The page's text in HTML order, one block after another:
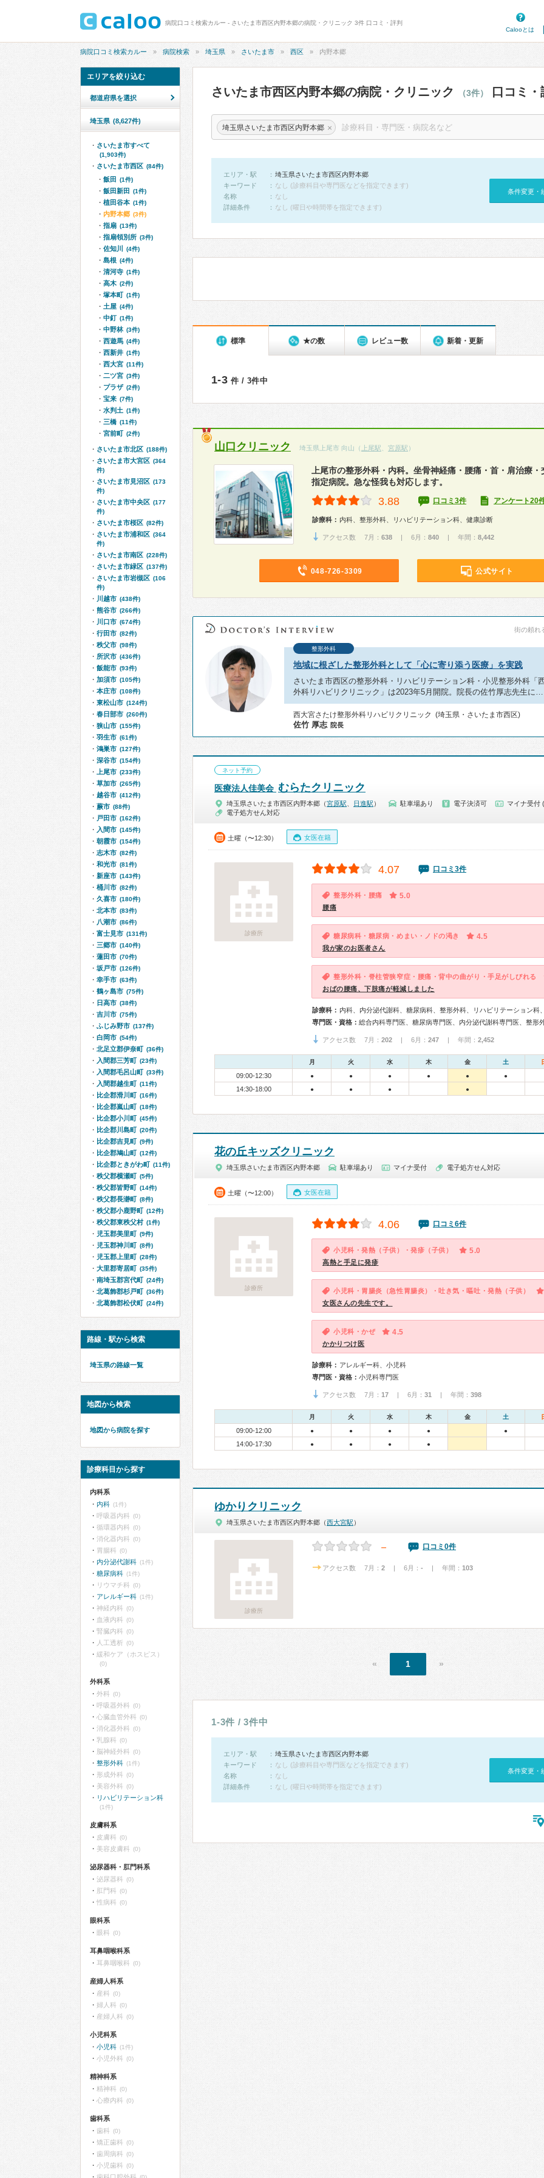
病院口コミ検索カルー - さいたま市西区内野本郷の病院・クリニック 3件 口コミ・評判
Calooとは
病院口コミ検索カルー 病院検索 埼玉県 さいたま市 西区 内野本郷
さいたま市西区内野本郷の病院・クリニック （3件） 口コミ・
埼玉県さいたま市西区内野本郷 ×
エリア・駅
埼玉県さいたま市西区内野本郷
キーワード
なし (診療科目や専門医などを指定できます)
名称
なし
詳細条件
なし (曜日や時間帯を指定できます)
条件変更・
標準 ★の数 レビュー数 新着・更新
1-3 件 / 3件中
山口クリニック 埼玉県上尾市 向山（ 上尾駅 宮原駅 ）
上尾市の整形外科・内科。坐骨神経痛・腰痛・首・肩治療
指定病院。急な怪我も対応します。
3.88 口コミ3件 アンケート20
診療科： 内科、整形外科、リハビリテーション科、健康診断
アクセス数 7月： 638 | 6月： 840 | 年間： 8,442
048-726-3309 公式サイト
街の頼れ
整形外科
地域に根ざした整形外科として「心に寄り添う医療」を実践
さいたま市西区の整形外科・リハビリテーション科・小児整形外科「
外科リハビリクリニック」は2023年5月開院。院長の佐竹厚志先生に…
西大宮さたけ整形外科リハビリクリニック (埼玉県・さいたま市西区)
佐竹 厚志 院長
ネット予約
医療法人佳美会 むらたクリニック
埼玉県さいたま市西区内野本郷（宮原駅 日進駅 ） 駐車場あり 電子決済可
マイナ受付
電子処方せん対応
土曜（〜12:30） 女医在籍
診療所
4.07 口コミ3件
整形外科・腰痛 5.0
腰痛
糖尿病科・糖尿病・めまい・ノドの渇き 4.5
我が家のお医者さん
整形外科・脊柱管狭窄症・腰痛・背中の曲がり・手足がしびれる
おばの腰痛、下肢痛が軽減しました
診療科： 内科、内分泌代謝科、糖尿病科、整形外科、リハビリテーション科
専門医・資格： 総合内科専門医、糖尿病専門医、内分泌代謝科専門医、整形
アクセス数 7月： 202 | 6月： 247 | 年間： 2,452
月 火 水 木 金 土
09:00-12:30 ● ● ● ● ● ●
14:30-18:00 ● ● ● ●
花の丘キッズクリニック
埼玉県さいたま市西区内野本郷 駐車場あり マイナ受付 電子処方せん対応
土曜（〜12:00） 女医在籍
診療所
4.06 口コミ6件
小児科・発熱（子供）・発疹（子供） 5.0
高熱と手足に発疹
小児科・胃腸炎（急性胃腸炎）・吐き気・嘔吐・発熱（子供）
女医さんの先生です。
小児科・かぜ 4.5
かかりつけ医
診療科： アレルギー科、小児科
専門医・資格： 小児科専門医
アクセス数 7月： 17 | 6月： 31 | 年間： 398
月 火 水 木 金 土
09:00-12:00 ● ● ● ● ●
14:00-17:30 ● ● ● ●
ゆかりクリニック
埼玉県さいたま市西区内野本郷（西大宮駅 ）
診療所
－ 口コミ0件
アクセス数 7月： 2 | 6月： - | 年間： 103
« 1 »
1-3件 / 3件中
エリア・駅
埼玉県さいたま市西区内野本郷
キーワード
なし (診療科目や専門医などを指定できます)
名称
なし
詳細条件
なし (曜日や時間帯を指定できます)
条件変更・
エリアを絞り込む
都道府県を選択
埼玉県 (8,627件)
さいたま市すべて
(1,903件)
さいたま市西区 (84件)
飯田 (1件)
飯田新田 (1件)
植田谷本 (1件)
内野本郷 (3件)
指扇 (13件)
指扇領別所 (3件)
佐知川 (4件)
島根 (4件)
清河寺 (1件)
高木 (2件)
塚本町 (1件)
土屋 (4件)
中釘 (1件)
中野林 (3件)
西遊馬 (4件)
西新井 (1件)
西大宮 (11件)
二ツ宮 (3件)
プラザ (2件)
宝来 (7件)
水判土 (1件)
三橋 (11件)
宮前町 (2件)
さいたま市北区 (188件)
さいたま市大宮区 (364
件)
さいたま市見沼区 (173
件)
さいたま市中央区 (177
件)
さいたま市桜区 (82件)
さいたま市浦和区 (364
件)
さいたま市南区 (228件)
さいたま市緑区 (137件)
さいたま市岩槻区 (106
件)
川越市 (438件)
熊谷市 (266件)
川口市 (674件)
行田市 (82件)
秩父市 (98件)
所沢市 (436件)
飯能市 (93件)
加須市 (105件)
本庄市 (108件)
東松山市 (124件)
春日部市 (260件)
狭山市 (155件)
羽生市 (61件)
鴻巣市 (127件)
深谷市 (154件)
上尾市 (233件)
草加市 (265件)
越谷市 (412件)
蕨市 (88件)
戸田市 (162件)
入間市 (145件)
朝霞市 (154件)
志木市 (82件)
和光市 (81件)
新座市 (143件)
桶川市 (82件)
久喜市 (180件)
北本市 (83件)
八潮市 (86件)
富士見市 (131件)
三郷市 (140件)
蓮田市 (70件)
坂戸市 (126件)
幸手市 (63件)
鶴ヶ島市 (75件)
日高市 (38件)
吉川市 (75件)
ふじみ野市 (137件)
白岡市 (54件)
北足立郡伊奈町 (36件)
入間郡三芳町 (23件)
入間郡毛呂山町 (33件)
入間郡越生町 (11件)
比企郡滑川町 (16件)
比企郡嵐山町 (18件)
比企郡小川町 (45件)
比企郡川島町 (20件)
比企郡吉見町 (9件)
比企郡鳩山町 (12件)
比企郡ときがわ町 (11件)
秩父郡横瀬町 (5件)
秩父郡皆野町 (14件)
秩父郡長瀞町 (8件)
秩父郡小鹿野町 (12件)
秩父郡東秩父村 (1件)
児玉郡美里町 (9件)
児玉郡神川町 (8件)
児玉郡上里町 (28件)
大里郡寄居町 (35件)
南埼玉郡宮代町 (24件)
北葛飾郡杉戸町 (36件)
北葛飾郡松伏町 (24件)
路線・駅から検索
埼玉県の路線一覧
地図から検索
地図から病院を探す
診療科目から探す
内科系
内科 (1件)
呼吸器内科 (0)
循環器内科 (0)
消化器内科 (0)
胃腸科 (0)
内分泌代謝科 (1件)
糖尿病科 (1件)
リウマチ科 (0)
アレルギー科 (1件)
神経内科 (0)
血液内科 (0)
腎臓内科 (0)
人工透析 (0)
緩和ケア（ホスピス）
(0)
外科系
外科 (0)
呼吸器外科 (0)
心臓血管外科 (0)
消化器外科 (0)
乳腺科 (0)
脳神経外科 (0)
整形外科 (1件)
形成外科 (0)
美容外科 (0)
リハビリテーション科
(1件)
皮膚科系
皮膚科 (0)
美容皮膚科 (0)
泌尿器科・肛門科系
泌尿器科 (0)
肛門科 (0)
性病科 (0)
眼科系
眼科 (0)
耳鼻咽喉科系
耳鼻咽喉科 (0)
産婦人科系
産科 (0)
婦人科 (0)
産婦人科 (0)
小児科系
小児科 (1件)
小児外科 (0)
精神科系
精神科 (0)
心療内科 (0)
歯科系
歯科 (0)
矯正歯科 (0)
歯周病科 (0)
小児歯科 (0)